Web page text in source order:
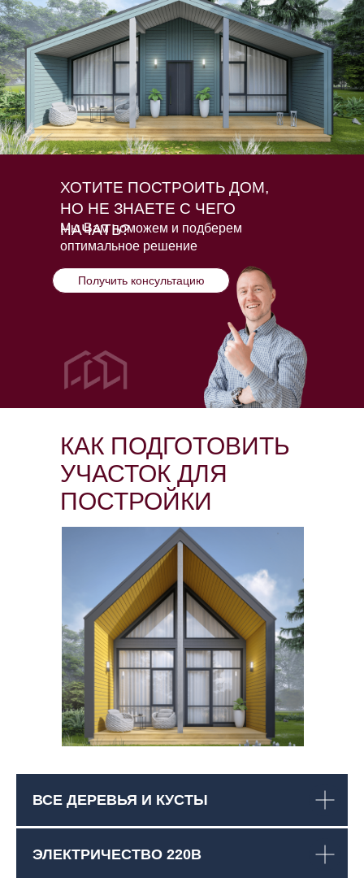
ХОТИТЕ ПОСТРОИТЬ ДОМ,
НО НЕ ЗНАЕТЕ С ЧЕГО
НАЧАТЬ?
Мы Вам поможем и подберем
оптимальное решение
Получить консультацию
КАК ПОДГОТОВИТЬ
УЧАСТОК ДЛЯ
ПОСТРОЙКИ
ВСЕ ДЕРЕВЬЯ И КУСТЫ
ЭЛЕКТРИЧЕСТВО 220В